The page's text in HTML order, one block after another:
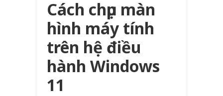
Cách chụp màn
hình máy tính
trên hệ điều
hành Windows
11